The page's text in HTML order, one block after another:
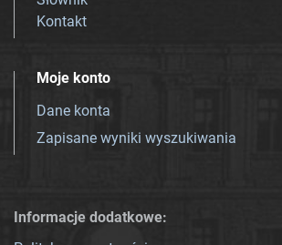
Kontakt
Moje konto
Dane konta
Zapisane wyniki wyszukiwania
Informacje dodatkowe: